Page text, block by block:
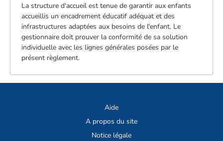
La structure d'accueil est tenue de garantir aux enfants
accueillis un encadrement éducatif adéquat et des
infrastructures adaptées aux besoins de l'enfant. Le
gestionnaire doit prouver la conformité de sa solution
individuelle avec les lignes générales posées par le
présent règlement.
Aide
A propos du site
Notice légale